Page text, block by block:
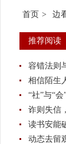
首页 > 边
推荐阅读
容错法则
相信陌生
“社”与“
诈则失信
读书安能
动态去留